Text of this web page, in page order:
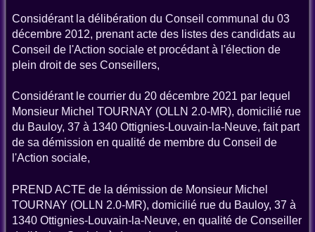
Considérant la délibération du Conseil communal du 03
décembre 2012, prenant acte des listes des candidats au
Conseil de l'Action sociale et procédant à l'élection de
plein droit de ses Conseillers,
Considérant le courrier du 20 décembre 2021 par lequel
Monsieur Michel TOURNAY (OLLN 2.0-MR), domicilié rue
du Bauloy, 37 à 1340 Ottignies-Louvain-la-Neuve, fait part
de sa démission en qualité de membre du Conseil de
l'Action sociale,
PREND ACTE de la démission de Monsieur Michel
TOURNAY (OLLN 2.0-MR), domicilié rue du Bauloy, 37 à
1340 Ottignies-Louvain-la-Neuve, en qualité de Conseiller